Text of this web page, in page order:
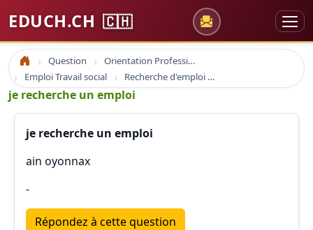
EDUCH.CH 🇨🇭
Accueil Question
Orientation Professionnelle
Emploi Travail social
Recherche d'emploi comment écrire une demande d'emploi
je recherche un emploi
je recherche un emploi
ain oyonnax
-
Répondez à cette question